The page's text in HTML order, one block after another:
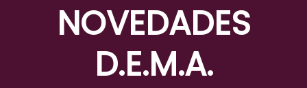
NOVEDADES
D.E.M.A.